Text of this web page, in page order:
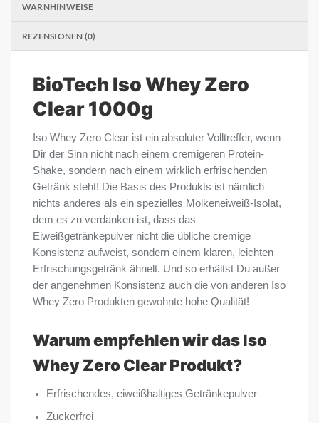
WARNHINWEISE
REZENSIONEN (0)
BioTech Iso Whey Zero
Clear 1000g
Iso Whey Zero Clear ist ein absoluter Volltreffer, wenn
Dir der Sinn nicht nach einem cremigeren Protein-
Shake, sondern nach einem wirklich erfrischenden
Getränk steht! Die Basis des Produkts ist nämlich
nichts anderes als ein spezielles Molkeneiweiß-Isolat,
dem es zu verdanken ist, dass das
Eiweißgetränkepulver nicht die übliche cremige
Konsistenz aufweist, sondern einem klaren, leichten
Erfrischungsgetränk ähnelt. Und so erhältst Du außer
der angenehmen Konsistenz auch die von anderen Iso
Whey Zero Produkten gewohnte hohe Qualität!
Warum empfehlen wir das Iso
Whey Zero Clear Produkt?
Erfrischendes, eiweißhaltiges Getränkepulver
Zuckerfrei